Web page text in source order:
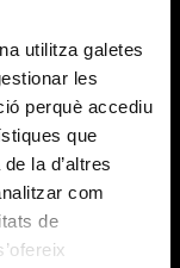
utilitza galetes
les
perquè accediu
que
la d’altres
com
de